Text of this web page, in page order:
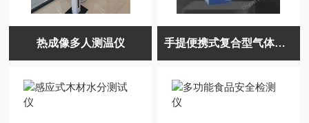
热成像多人测温仪 手提便携式复合型气体分析仪